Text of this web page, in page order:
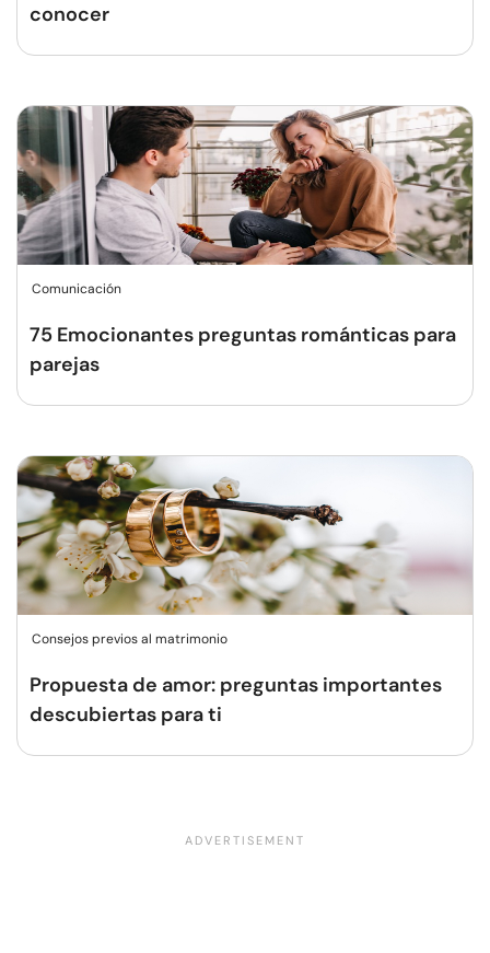
conocer
Comunicación
75 Emocionantes preguntas románticas para
parejas
Consejos previos al matrimonio
Propuesta de amor: preguntas importantes
descubiertas para ti